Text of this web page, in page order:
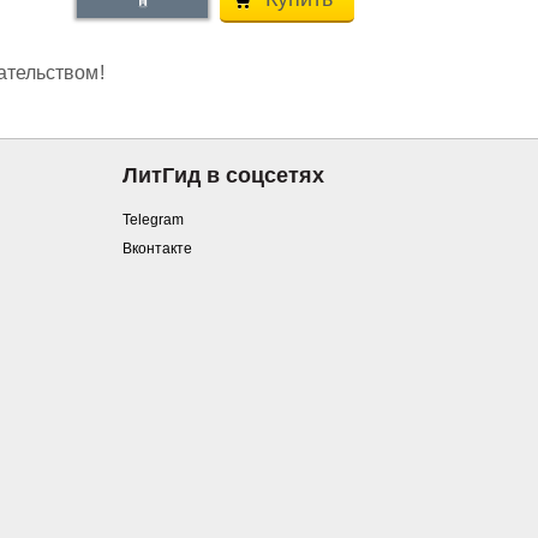
ЛитГид в соцсетях
Telegram
Вконтакте